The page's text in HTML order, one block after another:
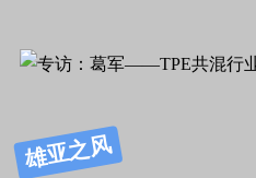
雄亚之风